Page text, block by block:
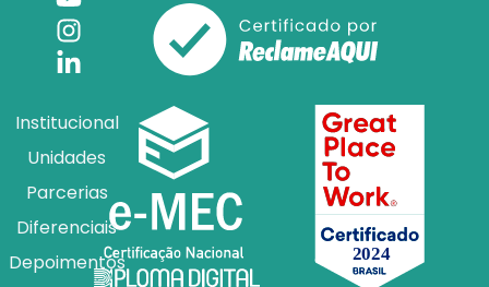
Institucional
Unidades
Parcerias
Diferenciais
Depoimentos